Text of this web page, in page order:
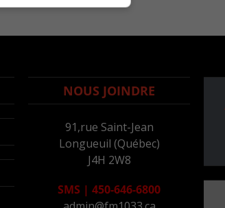
NOUS JOINDRE
91,rue Saint-Jean
Longueuil (Québec)
J4H 2W8
SMS | 450-646-6800